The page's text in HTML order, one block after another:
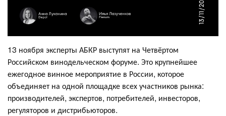
13 ноября эксперты АБКР выступят на Четвёртом
Российском винодельческом форуме. Это крупнейшее
ежегодное винное мероприятие в России, которое
объединяет на одной площадке всех участников рынка:
производителей, экспертов, потребителей, инвесторов,
регуляторов и дистрибьюторов.